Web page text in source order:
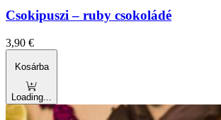
Csokipuszi – ruby csokoládé
3,90 €
Kosárba
Loading...